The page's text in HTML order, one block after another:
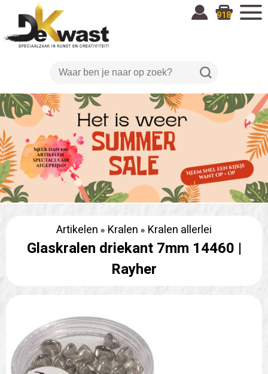
918
Artikelen Kralen Kralen allerlei
Glaskralen driekant 7mm 14460 |
Rayher